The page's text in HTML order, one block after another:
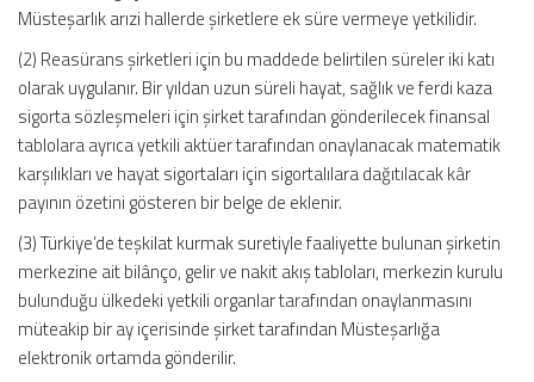
Müsteşarlık arızi hallerde şirketlere ek süre vermeye yetkilidir.
(2) Reasürans şirketleri için bu maddede belirtilen süreler iki katı
olarak uygulanır. Bir yıldan uzun süreli hayat, sağlık ve ferdi kaza
sigorta sözleşmeleri için şirket tarafından gönderilecek finansal
tablolara ayrıca yetkili aktüer tarafından onaylanacak matematik
karşılıkları ve hayat sigortaları için sigortalılara dağıtılacak kâr
payının özetini gösteren bir belge de eklenir.
(3) Türkiye’de teşkilat kurmak suretiyle faaliyette bulunan şirketin
merkezine ait bilânço, gelir ve nakit akış tabloları, merkezin kurulu
bulunduğu ülkedeki yetkili organlar tarafından onaylanmasını
müteakip bir ay içerisinde şirket tarafından Müsteşarlığa
elektronik ortamda gönderilir.